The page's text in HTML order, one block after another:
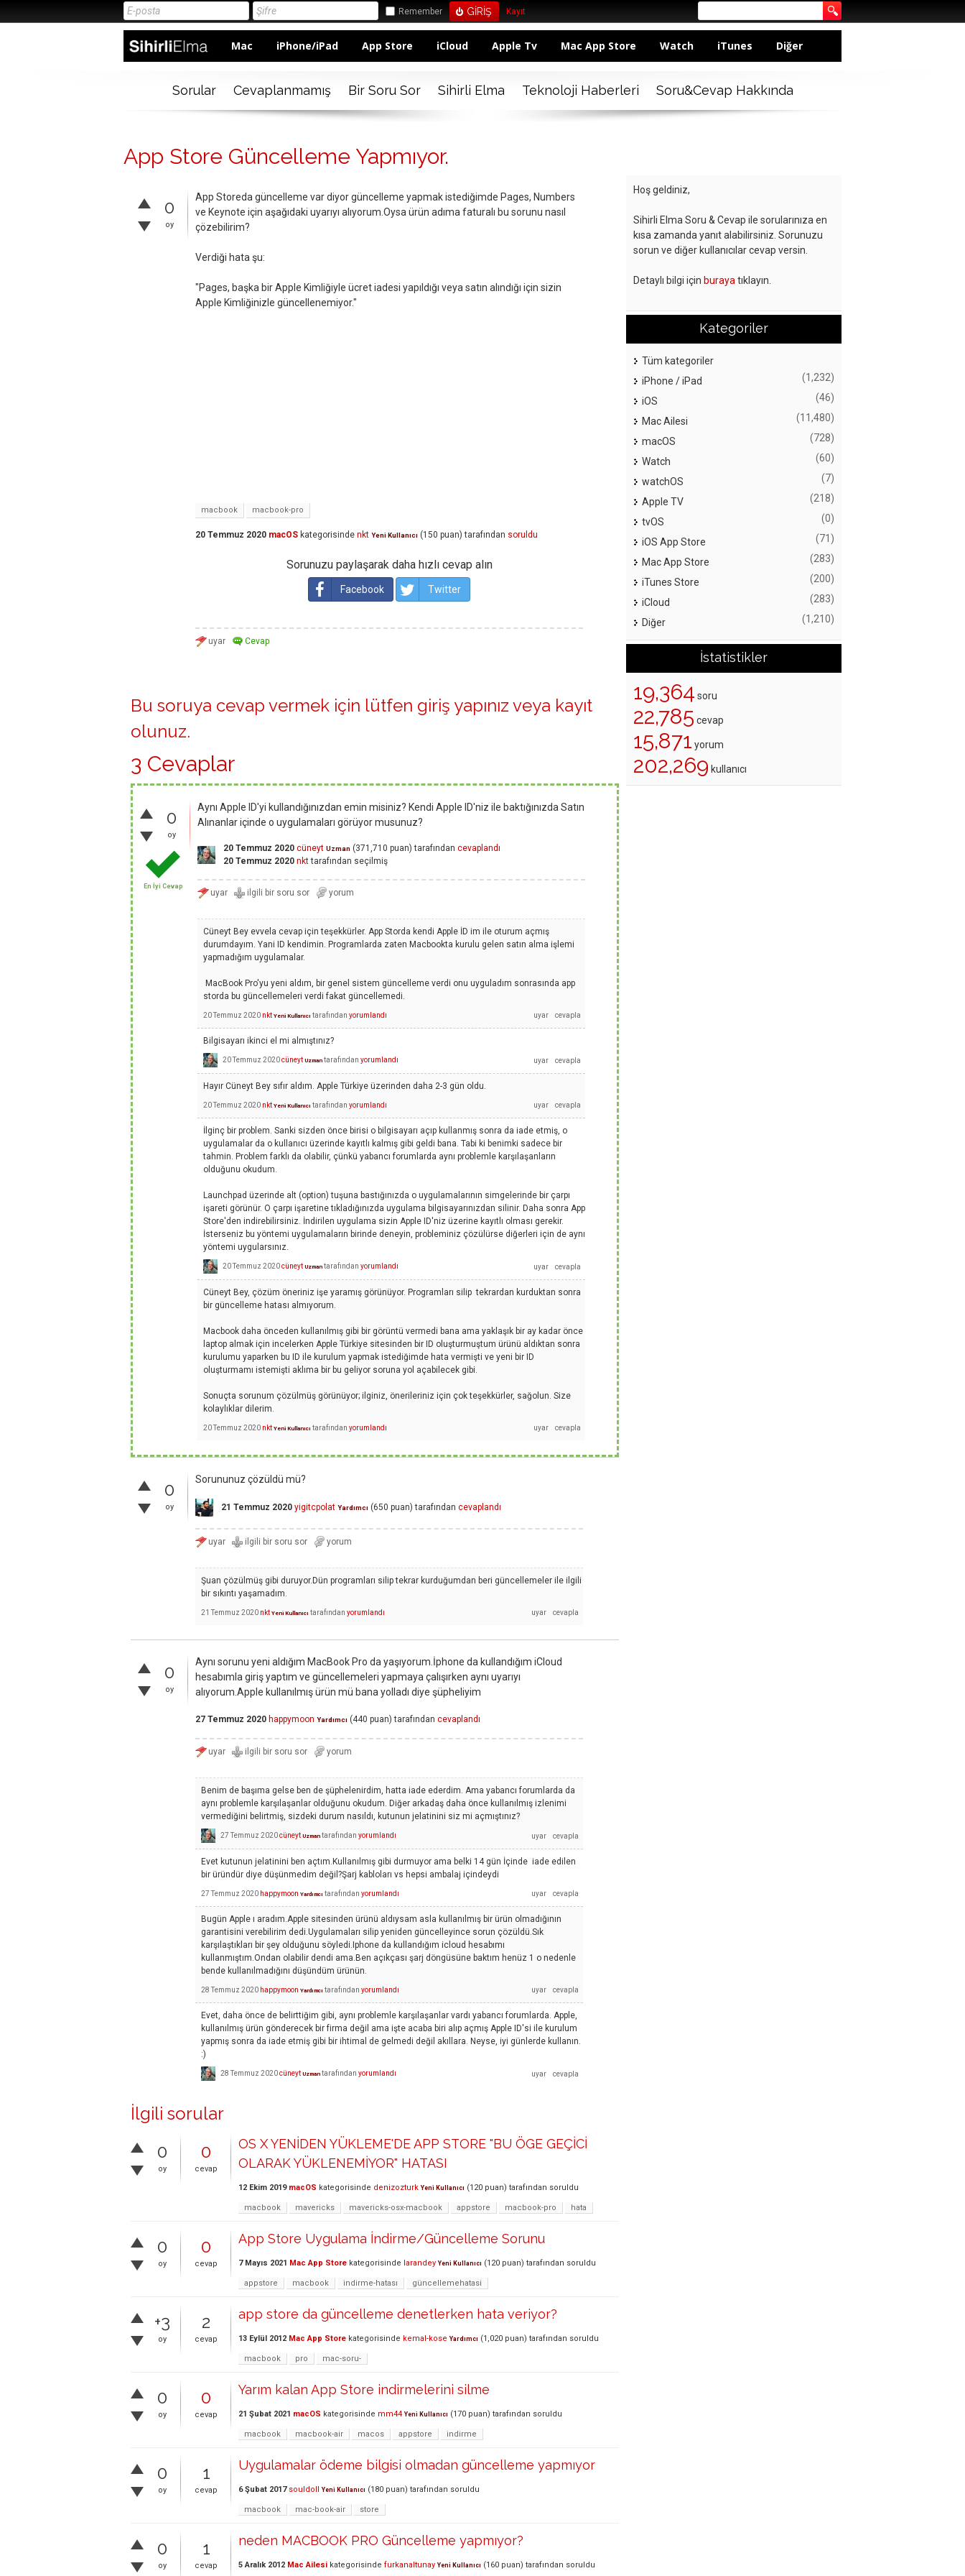
Remember Kayıt
Mac iPhone/iPad App Store iCloud Apple Tv Mac App Store Watch iTunes Diğer
Sorular Cevaplanmamış Bir Soru Sor Sihirli Elma Teknoloji Haberleri Soru&Cevap Hakkında
App Store Güncelleme Yapmıyor.
0
oy
App Storeda güncelleme var diyor güncelleme yapmak istediğimde Pages, Numbers
ve Keynote için aşağıdaki uyarıyı alıyorum.Oysa ürün adıma faturalı bu sorunu nasıl
çözebilirim?
Verdiği hata şu:
"Pages, başka bir Apple Kimliğiyle ücret iadesi yapıldığı veya satın alındığı için sizin
Apple Kimliğinizle güncellenemiyor."
macbook macbook-pro
20 Temmuz 2020 macOS kategorisinde nkt Yeni Kullanıcı (150 puan) tarafından soruldu
Sorunuzu paylaşarak daha hızlı cevap alın
Facebook Twitter
Bu soruya cevap vermek için lütfen giriş yapınız veya kayıt
olunuz.
3 Cevaplar
0
oy
En İyi Cevap
Aynı Apple ID'yi kullandığınızdan emin misiniz? Kendi Apple ID'niz ile baktığınızda Satın
Alınanlar içinde o uygulamaları görüyor musunuz?
20 Temmuz 2020 cüneyt Uzman (371,710 puan) tarafından cevaplandı
20 Temmuz 2020 nkttarafından seçilmiş
Cüneyt Bey evvela cevap için teşekkürler. App Storda kendi Apple İD im ile oturum açmış
durumdayım. Yani ID kendimin. Programlarda zaten Macbookta kurulu gelen satın alma işlemi
yapmadığım uygulamalar.
MacBook Pro'yu yeni aldım, bir genel sistem güncelleme verdi onu uyguladım sonrasında app
storda bu güncellemeleri verdi fakat güncellemedi.
20 Temmuz 2020 nkt Yeni Kullanıcı tarafından yorumlandı
Bilgisayarı ikinci el mi almıştınız?
20 Temmuz 2020cüneyt Uzman tarafından yorumlandı
Hayır Cüneyt Bey sıfır aldım. Apple Türkiye üzerinden daha 2-3 gün oldu.
20 Temmuz 2020 nkt Yeni Kullanıcı tarafından yorumlandı
İlginç bir problem. Sanki sizden önce birisi o bilgisayarı açıp kullanmış sonra da iade etmiş, o
uygulamalar da o kullanıcı üzerinde kayıtlı kalmış gibi geldi bana. Tabi ki benimki sadece bir
tahmin. Problem farklı da olabilir, çünkü yabancı forumlarda aynı problemle karşılaşanların
olduğunu okudum.
Launchpad üzerinde alt (option) tuşuna bastığınızda o uygulamalarının simgelerinde bir çarpı
işareti görünür. O çarpı işaretine tıkladığınızda uygulama bilgisayarınızdan silinir. Daha sonra App
Store'den indirebilirsiniz. İndirilen uygulama sizin Apple ID'niz üzerine kayıtlı olması gerekir.
İsterseniz bu yöntemi uygulamaların birinde deneyin, probleminiz çözülürse diğerleri için de aynı
yöntemi uygularsınız.
20 Temmuz 2020cüneyt Uzman tarafından yorumlandı
Cüneyt Bey, çözüm öneriniz işe yaramış görünüyor. Programları silip tekrardan kurduktan sonra
bir güncelleme hatası almıyorum.
Macbook daha önceden kullanılmış gibi bir görüntü vermedi bana ama yaklaşık bir ay kadar önce
laptop almak için incelerken Apple Türkiye sitesinden bir ID oluşturmuştum ürünü aldıktan sonra
kurulumu yaparken bu ID ile kurulum yapmak istediğimde hata vermişti ve yeni bir ID
oluşturmamı istemişti aklıma bir bu geliyor soruna yol açabilecek gibi.
Sonuçta sorunum çözülmüş görünüyor; ilginiz, önerileriniz için çok teşekkürler, sağolun. Size
kolaylıklar dilerim.
20 Temmuz 2020 nkt Yeni Kullanıcı tarafından yorumlandı
0
oy
Sorununuz çözüldü mü?
21 Temmuz 2020 yigitcpolat Yardımcı (650 puan) tarafından cevaplandı
Şuan çözülmüş gibi duruyor.Dün programları silip tekrar kurduğumdan beri güncellemeler ile ilgili
bir sıkıntı yaşamadım.
21 Temmuz 2020 nkt Yeni Kullanıcı tarafından yorumlandı
0
oy
Aynı sorunu yeni aldığım MacBook Pro da yaşıyorum.İphone da kullandığım iCloud
hesabımla giriş yaptım ve güncellemeleri yapmaya çalışırken aynı uyarıyı
alıyorum.Apple kullanılmış ürün mü bana yolladı diye şüpheliyim
27 Temmuz 2020 happymoon Yardımcı (440 puan) tarafından cevaplandı
Benim de başıma gelse ben de şüphelenirdim, hatta iade ederdim. Ama yabancı forumlarda da
aynı problemle karşılaşanlar olduğunu okudum. Diğer arkadaş daha önce kullanılmış izlenimi
vermediğini belirtmiş, sizdeki durum nasıldı, kutunun jelatinini siz mi açmıştınız?
27 Temmuz 2020cüneyt Uzman tarafından yorumlandı
Evet kutunun jelatinini ben açtım.Kullanılmış gibi durmuyor ama belki 14 gün İçinde iade edilen
bir üründür diye düşünmedim değil?Şarj kabloları vs hepsi ambalaj içindeydi
27 Temmuz 2020 happymoon Yardımcı tarafından yorumlandı
Bugün Apple ı aradım.Apple sitesinden ürünü aldıysam asla kullanılmış bir ürün olmadığının
garantisini verebilirim dedi.Uygulamaları silip yeniden güncelleyince sorun çözüldü.Sık
karşılaştıkları bir şey olduğunu söyledi.Iphone da kullandığım icloud hesabımı
kullanmıştım.Ondan olabilir dendi ama.Ben açıkçası şarj döngüsüne baktım henüz 1 o nedenle
bende kullanılmadığını düşündüm ürünün.
28 Temmuz 2020 happymoon Yardımcı tarafından yorumlandı
Evet, daha önce de belirttiğim gibi, aynı problemle karşılaşanlar vardı yabancı forumlarda. Apple,
kullanılmış ürün gönderecek bir firma değil ama işte acaba biri alıp açmış Apple ID'si ile kurulum
yapmış sonra da iade etmiş gibi bir ihtimal de gelmedi değil akıllara. Neyse, iyi günlerde kullanın.
:)
28 Temmuz 2020cüneyt Uzman tarafından yorumlandı
İlgili sorular
0
oy
0
cevap
OS X YENİDEN YÜKLEME'DE APP STORE "BU ÖGE GEÇİCİ
OLARAK YÜKLENEMİYOR" HATASI
12 Ekim 2019 macOS kategorisinde denizozturk Yeni Kullanıcı (120 puan) tarafından soruldu
macbook mavericks mavericks-osx-macbook appstore macbook-pro hata
0
oy
0
cevap
App Store Uygulama İndirme/Güncelleme Sorunu
7 Mayıs 2021 Mac App Store kategorisinde larandey Yeni Kullanıcı (120 puan) tarafından soruldu
appstore macbook indirme-hatası güncellemehatasi
+3
oy
2
cevap
app store da güncelleme denetlerken hata veriyor?
13 Eylül 2012 Mac App Store kategorisinde kemal-kose Yardımcı (1,020 puan) tarafından soruldu
macbook pro mac-soru-
0
oy
0
cevap
Yarım kalan App Store indirmelerini silme
21 Şubat 2021 macOS kategorisinde mm44 Yeni Kullanıcı (170 puan) tarafından soruldu
macbook macbook-air macos appstore indirme
0
oy
1
cevap
Uygulamalar ödeme bilgisi olmadan güncelleme yapmıyor
6 Şubat 2017 souldoll Yeni Kullanıcı (180 puan) tarafından soruldu
macbook mac-book-air store
0
oy
1
cevap
neden MACBOOK PRO Güncelleme yapmıyor?
5 Aralık 2012 Mac Ailesi kategorisinde furkanaltunay Yeni Kullanıcı (160 puan) tarafından soruldu
Hoş geldiniz,
Sihirli Elma Soru & Cevap ile sorularınıza en
kısa zamanda yanıt alabilirsiniz. Sorunuzu
sorun ve diğer kullanıcılar cevap versin.
Detaylı bilgi için buraya tıklayın.
Kategoriler
Tüm kategoriler
iPhone / iPad
(1,232)
iOS (46)
Mac Ailesi (11,480)
macOS (728)
Watch (60)
watchOS (7)
Apple TV (218)
tvOS (0)
iOS App Store (71)
Mac App Store (283)
iTunes Store (200)
iCloud (283)
Diğer (1,210)
İstatistikler
19,364 soru
22,785 cevap
15,871 yorum
202,269 kullanıcı